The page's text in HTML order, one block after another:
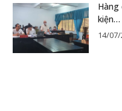
Hàng
kiện…
14/